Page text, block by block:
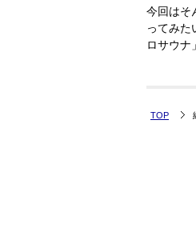
今回はそ
ってみた
ロサウナ
TOP